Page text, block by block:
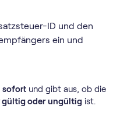
ID und den
ein und
sofort und gibt aus, ob die
gültig oder ungültig ist.